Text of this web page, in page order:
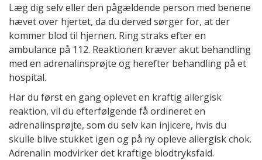
Læg dig selv eller den pågældende person med benene
hævet over hjertet, da du derved sørger for, at der
kommer blod til hjernen. Ring straks efter en
ambulance på 112. Reaktionen kræver akut behandling
med en adrenalinsprøjte og herefter behandling på et
hospital.
Har du først en gang oplevet en kraftig allergisk
reaktion, vil du efterfølgende få ordineret en
adrenalinsprøjte, som du selv kan injicere, hvis du
skulle blive stukket igen og på ny opleve allergisk chok.
Adrenalin modvirker det kraftige blodtryksfald.